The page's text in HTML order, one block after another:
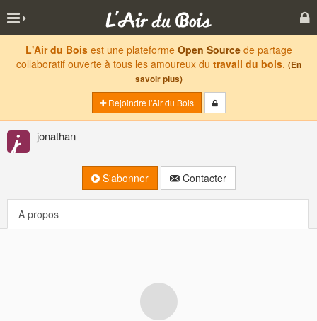
L'Air du Boisest une plateforme Open Sourcede partage
collaboratif ouverte à tous les amoureux du travail du bois. (En
savoir plus)
Rejoindre l'Air du Bois
jonathan
S'abonner Contacter
A propos